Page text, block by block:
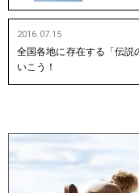
2016.07.15
全国各地に存在する「伝説
いこう！